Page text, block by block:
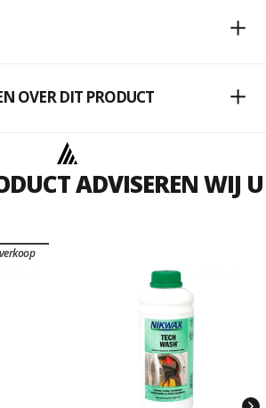
OVER DIT PRODUCT
ADVISEREN WIJ U